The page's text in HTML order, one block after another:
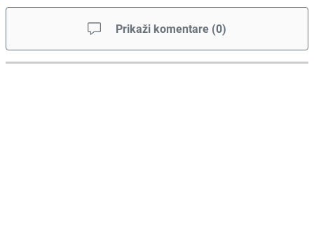
Prikaži komentare (0)